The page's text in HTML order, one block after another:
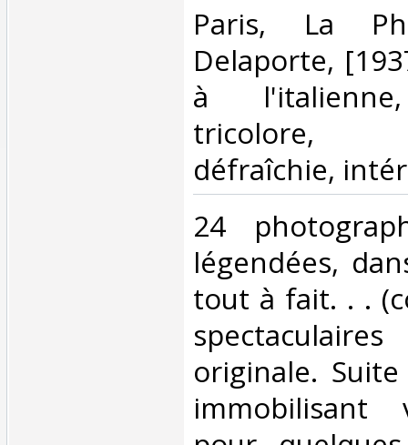
‎Paris, La
Delaporte,
à
tricolore,
défraîchie,
‎24
légendées,
tout à fait. . .
originale.
immobilisant